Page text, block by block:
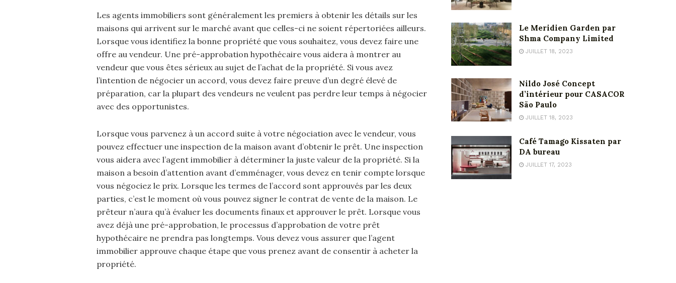
Les agents immobiliers sont généralement les premiers à obtenir les détails sur les
maisons qui arrivent sur le marché avant que celles-ci ne soient répertoriées ailleurs.
Lorsque vous identifiez la bonne propriété que vous souhaitez, vous devez faire une
offre au vendeur. Une pré-approbation hypothécaire vous aidera à montrer au
vendeur que vous êtes sérieux au sujet de l’achat de la propriété. Si vous avez
l’intention de négocier un accord, vous devez faire preuve d’un degré élevé de
préparation, car la plupart des vendeurs ne veulent pas perdre leur temps à négocier
avec des opportunistes.
Lorsque vous parvenez à un accord suite à votre négociation avec le vendeur, vous
pouvez effectuer une inspection de la maison avant d’obtenir le prêt. Une inspection
vous aidera avec l’agent immobilier à déterminer la juste valeur de la propriété. Si la
maison a besoin d’attention avant d’emménager, vous devez en tenir compte lorsque
vous négociez le prix. Lorsque les termes de l’accord sont approuvés par les deux
parties, c’est le moment où vous pouvez signer le contrat de vente de la maison. Le
prêteur n’aura qu’à évaluer les documents finaux et approuver le prêt. Lorsque vous
avez déjà une pré-approbation, le processus d’approbation de votre prêt
hypothécaire ne prendra pas longtemps. Vous devez vous assurer que l’agent
immobilier approuve chaque étape que vous prenez avant de consentir à acheter la
propriété.
Le Meridien Garden par
Shma Company Limited
JUILLET 18, 2023
Nildo José Concept
d’intérieur pour CASACOR
São Paulo
JUILLET 18, 2023
Café Tamago Kissaten par
DA bureau
JUILLET 17, 2023